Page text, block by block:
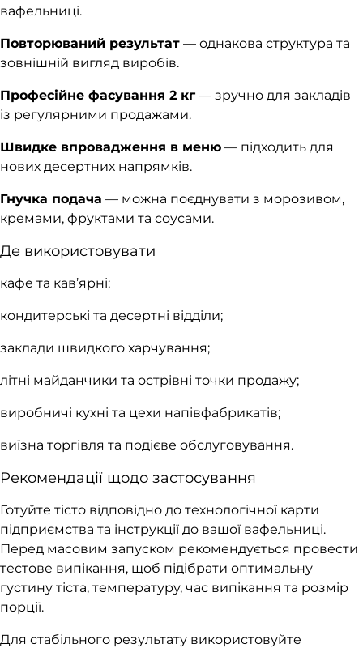
вафельниці.
Повторюваний результат — однакова структура та
зовнішній вигляд виробів.
Професійне фасування 2 кг— зручно для закладів
із регулярними продажами.
Швидке впровадження в меню — підходить для
нових десертних напрямків.
Гнучка подача — можна поєднувати з морозивом,
кремами, фруктами та соусами.
Де використовувати
кафе та кав’ярні;
кондитерські та десертні відділи;
заклади швидкого харчування;
літні майданчики та острівні точки продажу;
виробничі кухні та цехи напівфабрикатів;
виїзна торгівля та подієве обслуговування.
Рекомендації щодо застосування
Готуйте тісто відповідно до технологічної карти
підприємства та інструкції до вашої вафельниці.
Перед масовим запуском рекомендується провести
тестове випікання, щоб підібрати оптимальну
густину тіста, температуру, час випікання та розмір
порції.
Для стабільного результату використовуйте